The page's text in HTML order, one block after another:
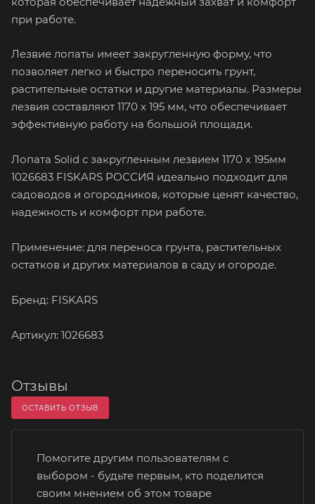
при работе.
Лезвие лопаты имеет закругленную форму, что
позволяет легко и быстро переносить грунт,
растительные остатки и другие материалы. Размеры
лезвия составляют 1170 х 195 мм, что обеспечивает
эффективную работу на большой площади.
Лопата Solid с закругленным лезвием 1170 х 195мм
1026683 FISKARS РОССИЯ идеально подходит для
садоводов и огородников, которые ценят качество,
надежность и комфорт при работе.
Применение: для переноса грунта, растительных
остатков и других материалов в саду и огороде.
Бренд: FISKARS
Артикул: 1026683
Отзывы
ОСТАВИТЬ ОТЗЫВ
Помогите другим пользователям с
выбором - будьте первым, кто поделится
своим мнением об этом товаре